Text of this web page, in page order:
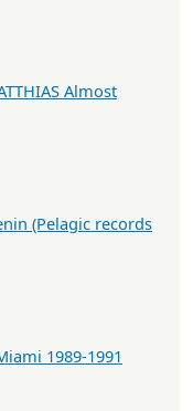
Almost
(Pelagic records
1989-1991